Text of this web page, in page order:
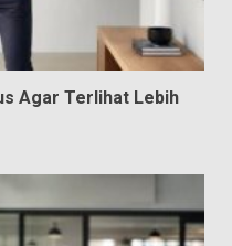
Agar Terlihat Lebih